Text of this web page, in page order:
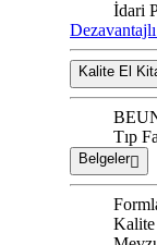
İdari
Kalite El
Tıp
Belgeler